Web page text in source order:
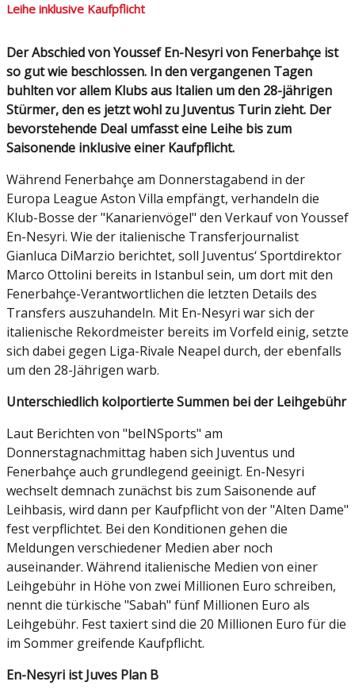
Leihe inklusive Kaufpflicht
Der Abschied von Youssef En-Nesyri von Fenerbahçe ist
so gut wie beschlossen. In den vergangenen Tagen
buhlten vor allem Klubs aus Italien um den 28-jährigen
Stürmer, den es jetzt wohl zu Juventus Turin zieht. Der
bevorstehende Deal umfasst eine Leihe bis zum
Saisonende inklusive einer Kaufpflicht.
Während Fenerbahçe am Donnerstagabend in der
Europa League Aston Villa empfängt, verhandeln die
Klub-Bosse der "Kanarienvögel" den Verkauf von Youssef
En-Nesyri. Wie der italienische Transferjournalist
Gianluca DiMarzio berichtet, soll Juventus‘ Sportdirektor
Marco Ottolini bereits in Istanbul sein, um dort mit den
Fenerbahçe-Verantwortlichen die letzten Details des
Transfers auszuhandeln. Mit En-Nesyri war sich der
italienische Rekordmeister bereits im Vorfeld einig, setzte
sich dabei gegen Liga-Rivale Neapel durch, der ebenfalls
um den 28-Jährigen warb.
Unterschiedlich kolportierte Summen bei der Leihgebühr
Laut Berichten von "beINSports" am
Donnerstagnachmittag haben sich Juventus und
Fenerbahçe auch grundlegend geeinigt. En-Nesyri
wechselt demnach zunächst bis zum Saisonende auf
Leihbasis, wird dann per Kaufpflicht von der "Alten Dame"
fest verpflichtet. Bei den Konditionen gehen die
Meldungen verschiedener Medien aber noch
auseinander. Während italienische Medien von einer
Leihgebühr in Höhe von zwei Millionen Euro schreiben,
nennt die türkische "Sabah" fünf Millionen Euro als
Leihgebühr. Fest taxiert sind die 20 Millionen Euro für die
im Sommer greifende Kaufpflicht.
En-Nesyri ist Juves Plan B